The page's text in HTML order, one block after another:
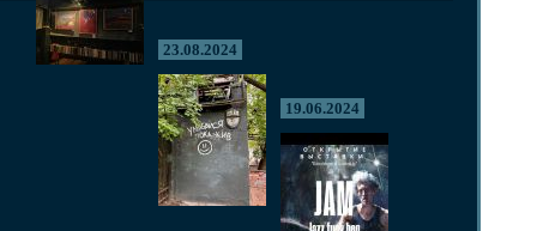
23.08.2024
19.06.2024